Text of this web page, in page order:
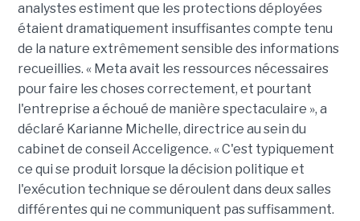
analystes estiment que les protections déployées
étaient dramatiquement insuffisantes compte tenu
de la nature extrêmement sensible des informations
recueillies. « Meta avait les ressources nécessaires
pour faire les choses correctement, et pourtant
l'entreprise a échoué de manière spectaculaire », a
déclaré Karianne Michelle, directrice au sein du
cabinet de conseil Acceligence. « C'est typiquement
ce qui se produit lorsque la décision politique et
l'exécution technique se déroulent dans deux salles
différentes qui ne communiquent pas suffisamment.